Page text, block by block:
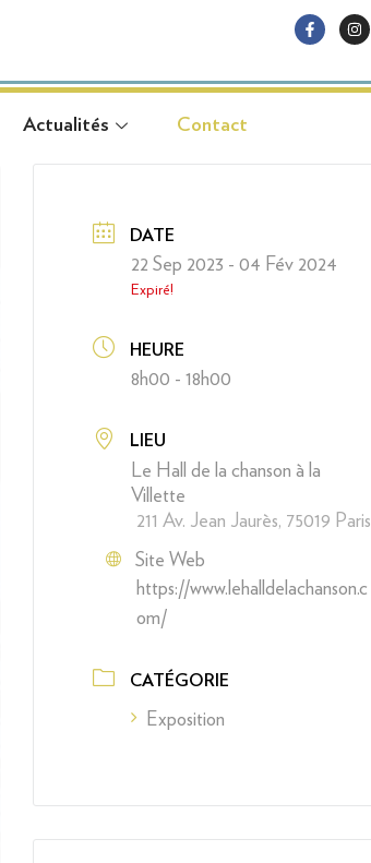
Actualités Contact
DATE
22 Sep 2023 - 04 Fév 2024
Expiré!
HEURE
8h00 - 18h00
LIEU
Le Hall de la chanson à la
Villette
211 Av. Jean Jaurès, 75019 Paris
Site Web
https://www.lehalldelachanson.c
om/
CATÉGORIE
Exposition